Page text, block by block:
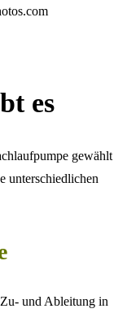
es
gewählt
unterschiedlichen
und Ableitung in